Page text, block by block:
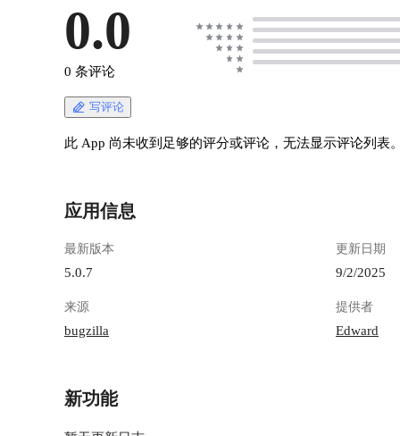
0.0
0 条评论
写评论
此 App 尚未收到足够的评分或评论，无法显示评论列表
应用信息
最新版本
5.0.7
更新日期
9/2/2025
来源
bugzilla
提供者
Edward
新功能